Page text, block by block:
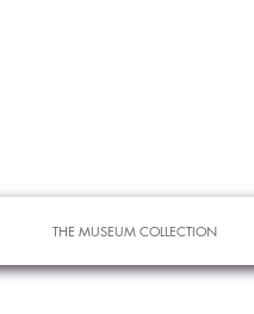
THE MUSEUM COLLECTION